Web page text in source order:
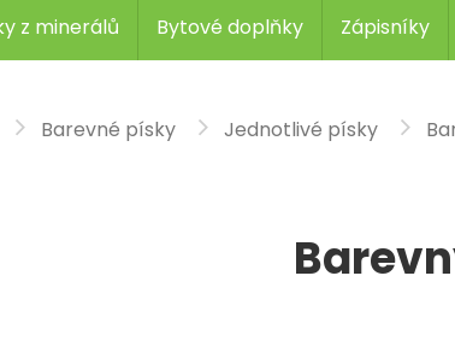
z minerálů Bytové doplňky Zápisníky
Barevné písky Jednotlivé písky